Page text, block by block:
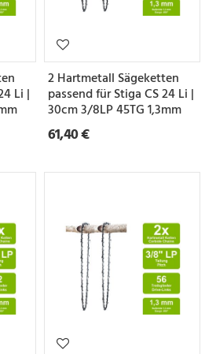
Li |
2 Hartmetall Sägeketten
passend für Stiga CS 24 Li |
30cm 3/8LP 45TG 1,3mm
61,40 €